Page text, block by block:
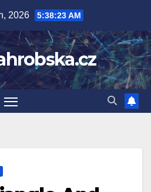
2026 5:38:24 AM